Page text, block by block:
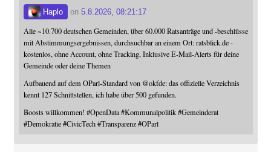
Haplo on 5.8.2026, 08:21:17
Alle ~10.700 deutschen Gemeinden, über 60.000 Ratsanträge und -beschlüsse
mit Abstimmungsergebnissen, durchsuchbar an einem Ort: ratsblick.de -
kostenlos, ohne Account, ohne Tracking, Inklusive E-Mail-Alerts für deine
Gemeinde oder deine Themen
Aufbauend auf dem OParl-Standard von @okfde: das offizielle Verzeichnis
kennt 127 Schnittstellen, ich habe über 500 gefunden.
Boosts willkommen! #OpenData #Kommunalpolitik #Gemeinderat
#Demokratie #CivicTech #Transparenz #OParl